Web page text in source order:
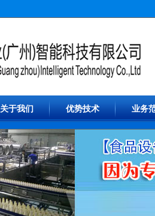
关于我们 优势技术 业务